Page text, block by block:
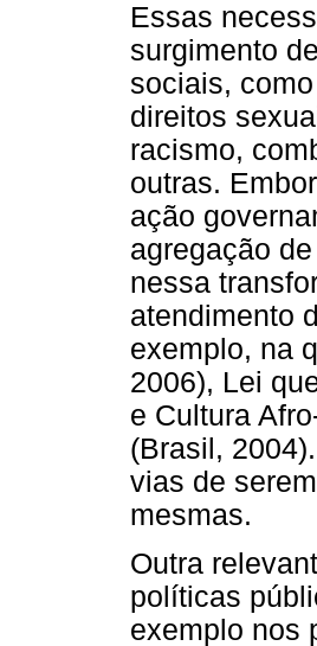
Essas
surgimento
sociais,
direitos
racismo,
outras.
ação
agregação
nessa
atendimento
exemplo, na
2006), Lei
e Cultura
(Brasil,
vias de
mesmas.
Outra
políticas
exemplo nos